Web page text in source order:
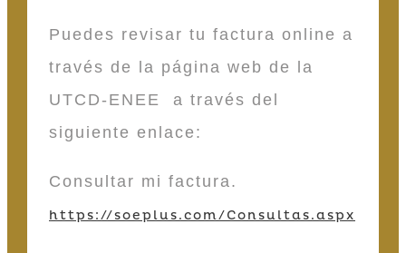
Puedes revisar tu factura online a
través de la página web de la
UTCD-ENEE a través del
siguiente enlace:
Consultar mi factura.
https://soeplus.com/Consultas.aspx